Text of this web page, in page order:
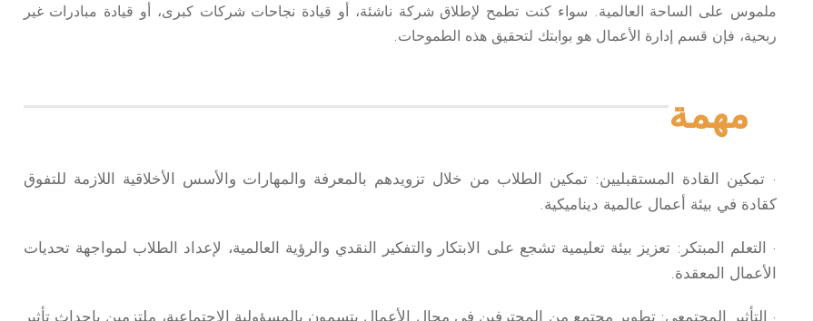
ملموس على الساحة العالمية. سواء كنت تطمح لإطلاق شركة ناشئة، أو قيادة نجاحات شركات كبرى، أو قيادة مبادرات غير
ربحية، فإن قسم إدارة الأعمال هو بوابتك لتحقيق هذه الطموحات.
مهمة
· تمكين القادة المستقبليين: تمكين الطلاب من خلال تزويدهم بالمعرفة والمهارات والأسس الأخلاقية اللازمة للتفوق
كقادة في بيئة أعمال عالمية ديناميكية.
· التعلم المبتكر: تعزيز بيئة تعليمية تشجع على الابتكار والتفكير النقدي والرؤية العالمية، لإعداد الطلاب لمواجهة تحديات
الأعمال المعقدة.
· التأثير المجتمعي: تطوير مجتمع من المحترفين في مجال الأعمال يتسمون بالمسؤولية الاجتماعية، ملتزمين بإحداث تأثير